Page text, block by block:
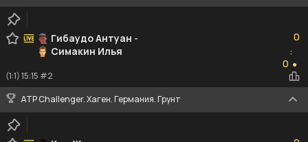
Гибаудо Антуан -
Симакин Илья
0
:
0 ●
(1:1) 15:15 #2
ATP Challenger. Хаген. Германия. Грунт